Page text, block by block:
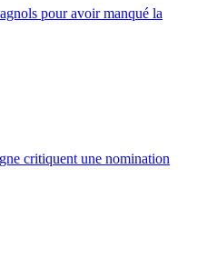
pour avoir manqué la
critiquent une nomination